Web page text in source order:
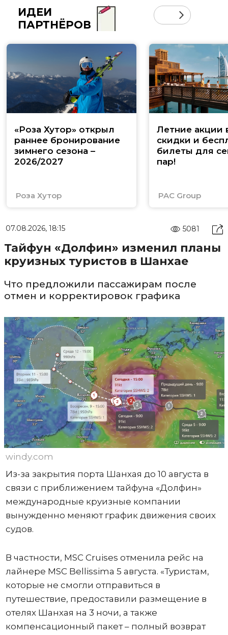
ИДЕИ
ПАРТНЁРОВ
«Роза Хутор» открыл
раннее бронирование
зимнего сезона –
2026/2027
Роза Хутор
Летние акции
скидки и
билеты для
пар!
PAC Group
07.08.2026, 18:15 5081
Тайфун «Долфин» изменил планы
круизных туристов в Шанхае
Что предложили пассажирам после
отмен и корректировок графика
windy.com
Из-за закрытия порта Шанхая до 10 августа в
связи с приближением тайфуна «Долфин»
международные круизные компании
вынужденно меняют график движения своих
судов.
В частности, MSC Cruises отменила рейс на
лайнере MSC Bellissima 5 августа. «Туристам,
которые не смогли отправиться в
путешествие, предоставили размещение в
отелях Шанхая на 3 ночи, а также
компенсационный пакет – полный возврат